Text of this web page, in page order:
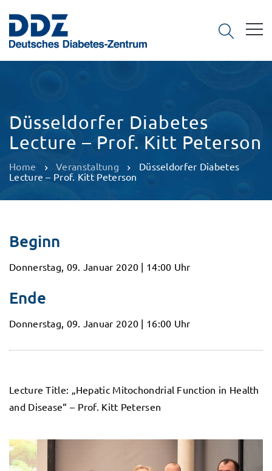
Düsseldorfer Diabetes
Lecture – Prof. Kitt Peterson
Home Veranstaltung
Düsseldorfer Diabetes
Lecture – Prof. Kitt Peterson
Beginn
Donnerstag, 09. Januar 2020 | 14:00 Uhr
Ende
Donnerstag, 09. Januar 2020 | 16:00 Uhr
Lecture Title: „Hepatic Mitochondrial Function in Health
and Disease“ – Prof. Kitt Petersen